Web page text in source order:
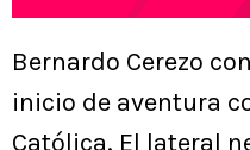
Bernardo Cerezo
inicio de aventura
Católica. El lateral